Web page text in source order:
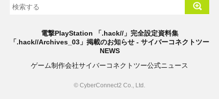
電撃PlayStation 「.hack//」完全設定資料集
「.hack//Archives_03」掲載のお知らせ - サイバーコネクトツー
NEWS
ゲーム制作会社サイバーコネクトツー公式ニュース
© CyberConnect2 Co., Ltd.